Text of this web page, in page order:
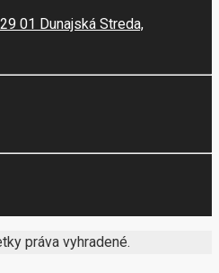
01 Dunajská Streda,
práva vyhradené.